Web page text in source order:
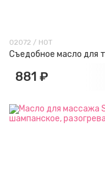
02072 / HOT
Съедобное масло для
881 ₽